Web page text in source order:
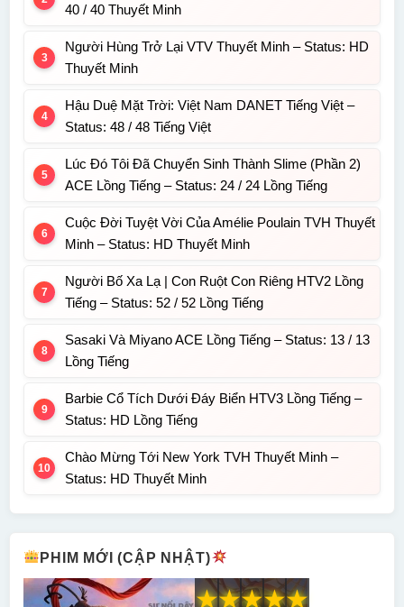
40 / 40 Thuyết Minh
Người Hùng Trở Lại VTV Thuyết Minh – Status: HD
Thuyết Minh
Hậu Duệ Mặt Trời: Việt Nam DANET Tiếng Việt –
Status: 48 / 48 Tiếng Việt
Lúc Đó Tôi Đã Chuyển Sinh Thành Slime (Phần 2)
ACE Lồng Tiếng – Status: 24 / 24 Lồng Tiếng
Cuộc Đời Tuyệt Vời Của Amélie Poulain TVH Thuyết
Minh – Status: HD Thuyết Minh
Người Bố Xa Lạ | Con Ruột Con Riêng HTV2 Lồng
Tiếng – Status: 52 / 52 Lồng Tiếng
Sasaki Và Miyano ACE Lồng Tiếng – Status: 13 / 13
Lồng Tiếng
Barbie Cổ Tích Dưới Đáy Biển HTV3 Lồng Tiếng –
Status: HD Lồng Tiếng
Chào Mừng Tới New York TVH Thuyết Minh –
Status: HD Thuyết Minh
PHIM MỚI (CẬP NHẬT)
★
★
★
★
★